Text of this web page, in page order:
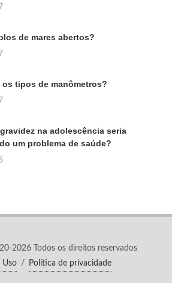
de mares abertos?
os tipos de manômetros?
na adolescência seria
um problema de saúde?
2026 Todos os direitos reservados
Uso / Política de privacidade